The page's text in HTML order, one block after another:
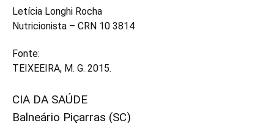
Letícia Longhi Rocha
Nutricionista – CRN 10 3814
Fonte:
TEIXEEIRA, M. G. 2015.
CIA DA SAÚDE
Balneário Piçarras (SC)